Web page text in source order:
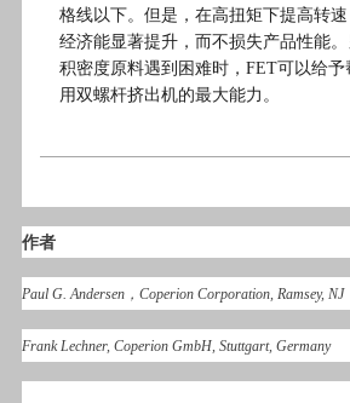
格线以下。但是，在高扭矩下提高转
经济能显著提升，而不损失产品性能
积密度原料遇到困难时，FET可以给予
用双螺杆挤出机的最大能力。
作者
Paul G. Andersen，Coperion Corporation, Ramsey, NJ
Frank Lechner, Coperion GmbH, Stuttgart, Germany